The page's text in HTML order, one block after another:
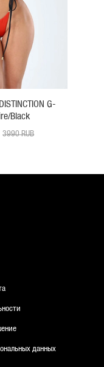
G-
Black
3990 RUB
данных